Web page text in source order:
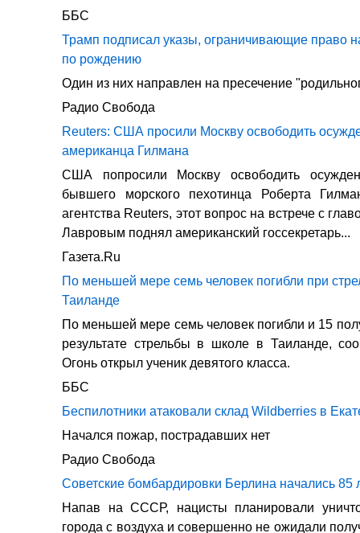
ББС
Трамп подписал указы, ограничивающие право
по рождению
Один из них направлен на пресечение
Радио Свобода
Reuters: США просили Москву освободить
американца Гилмана
США попросили Москву освободить
бывшего морского пехотинца Роберта
агентства Reuters, этот вопрос на встрече с
Лавровым поднял американский госсекретарь...
Газета.Ru
По меньшей мере семь человек погибли при
Таиланде
По меньшей мере семь человек погибли и 15
результате стрельбы в школе в Таиланде,
Огонь открыл ученик девятого класса.
ББС
Беспилотники атаковали склад Wildberries в
Начался пожар, пострадавших нет
Радио Свобода
Советские бомбардировки Берлина начались 85
Напав на СССР, нацисты планировали
города с воздуха и совершенно не ожидали